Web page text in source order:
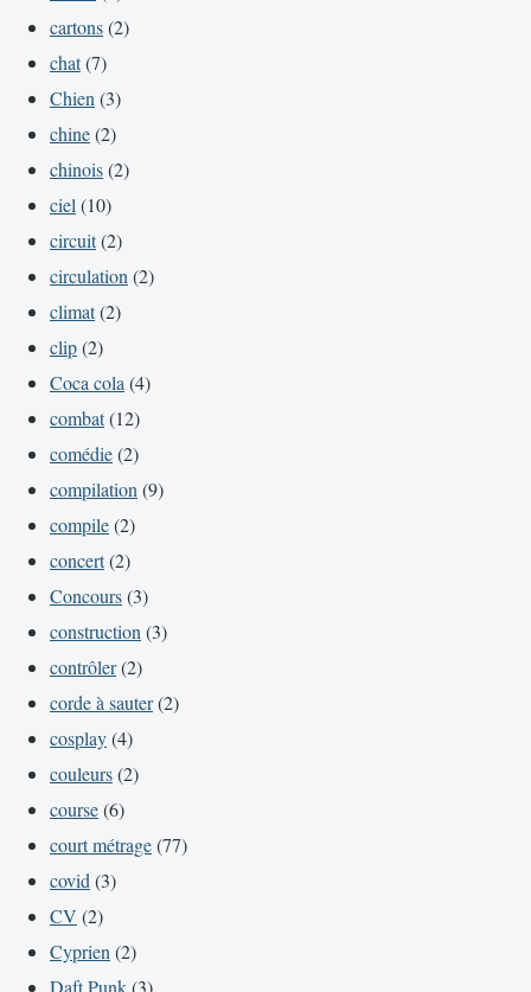
cartons(2)
chat(7)
Chien (3)
chine(2)
chinois(2)
ciel (10)
circuit(2)
circulation (2)
climat(2)
clip(2)
Coca cola (4)
combat(12)
comédie(2)
compilation (9)
compile(2)
concert(2)
Concours(3)
construction (3)
contrôler(2)
corde à sauter(2)
cosplay(4)
couleurs(2)
course(6)
court métrage(77)
covid (3)
CV (2)
Cyprien (2)
Daft Punk(3)